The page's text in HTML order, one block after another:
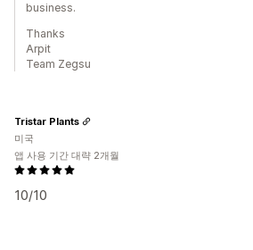
business.
Thanks
Arpit
Team Zegsu
10/10
Tristar Plants
미국
앱 사용 기간 대략 2개월